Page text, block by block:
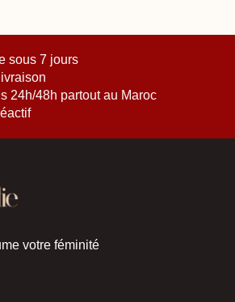
sous 7 jours
24h/48h partout au Maroc
votre féminité